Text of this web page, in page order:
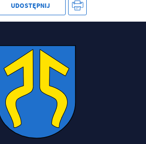
UDOSTĘPNIJ